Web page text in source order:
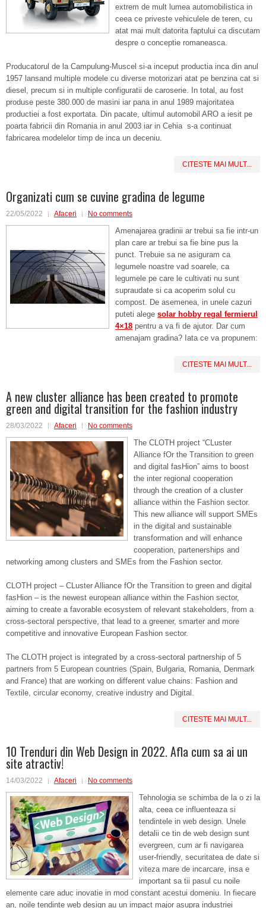
extrem de mult lumea automobilistica in
ceea ce priveste vehiculele de teren, cu
atat mai mult datorita faptului ca discutam
despre o conceptie romaneasca.
Producatorul de la Campulung-Muscel si-a inceput productia inca din anul
1957 lansand multiple modele cu diverse motorizari atat pe benzina cat si
diesel, precum si in multiple configuratii de caroserie. In total, au fost
produse peste 380.000 de masini iar pana in anul 1989 majoritatea
productiei a fost exportata. Din pacate, ultimul automobil ARO a iesit pe
poarta fabricii din Romania in anul 2003 iar in Cehia s-a continuat
fabricarea modelelor timp de inca un deceniu.
CITESTE MAI MULT...
Organizati cum se cuvine gradina de legume
22/05/2022 Afaceri No comments
Amenajarea gradinii ar trebui sa fie intr-un
plan care ar trebui sa fie bine pus la
punct. Trebuie sa ne asiguram ca
legumele noastre vad soarele, ca
legumele pe care le cultivati nu sunt
supraudate si ca acoperim solul cu
compost. De asemenea, in unele cazuri
puteti alege solar hobby regal fermierul
4×18 pentru a va fi de ajutor. Dar cum
amenajam gradina? Iata ce va propunem:
CITESTE MAI MULT...
A new cluster alliance has been created to promote
green and digital transition for the fashion industry
28/03/2022 Afaceri No comments
The CLOTH project “CLuster
Alliance fOr the Transition to green
and digital fasHion” aims to boost
the inter regional cooperation
through the creation of a cluster
alliance within the Fashion sector.
This new alliance will support SMEs
in the digital and sustainable
transformation and will enhance
cooperation, partenerships and
networking among clusters and SMEs from the Fashion sector.
CLOTH project – CLuster Alliance fOr the Transition to green and digital
fasHion – is the newest european alliance within the Fashion sector,
aiming to create a favorable ecosystem of relevant stakeholders, from a
cross-sectoral perspective, that lead to a greener, smarter and more
competitive and innovative European Fashion sector.
The CLOTH project is integrated by a cross-sectoral partnership of 5
partners from 5 European countries (Spain, Bulgaria, Romania, Denmark
and France) that are working on different value chains: Fashion and
Textile, circular economy, creative industry and Digital.
CITESTE MAI MULT...
10 Trenduri din Web Design in 2022. Afla cum sa ai un
site atractiv!
14/03/2022 Afaceri No comments
Tehnologia se schimba de la o zi la
alta, ceea ce influenteaza si
tendintele in web design. Unele
detalii ce tin de web design sunt
evergreen, cum ar fi navigarea
user-friendly, securitatea de date si
viteza mare de incarcare, insa e
important sa tii pasul cu noile
elemente care aduc inovatie in mod constant acestui domeniu. In fiecare
an, noile tendinte web design au un impact major asupra industriei